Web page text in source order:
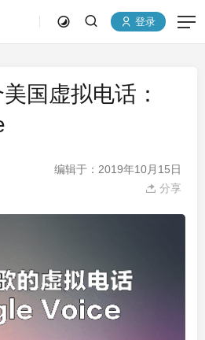
登录
国虚拟电话：
编辑于：2019年10月15日
分享